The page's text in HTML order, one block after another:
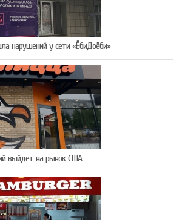
нарушений у сети «ЁбиДоёби»
выйдет на рынок США